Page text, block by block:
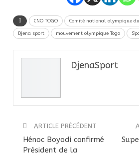
CNO TOGO Comité national olympique du
Djena sport mouvement olympique Togo
DjenaSport
ARTICLE PRÉCÉDENT
Hénoc Boyodi confirmé
Président de la